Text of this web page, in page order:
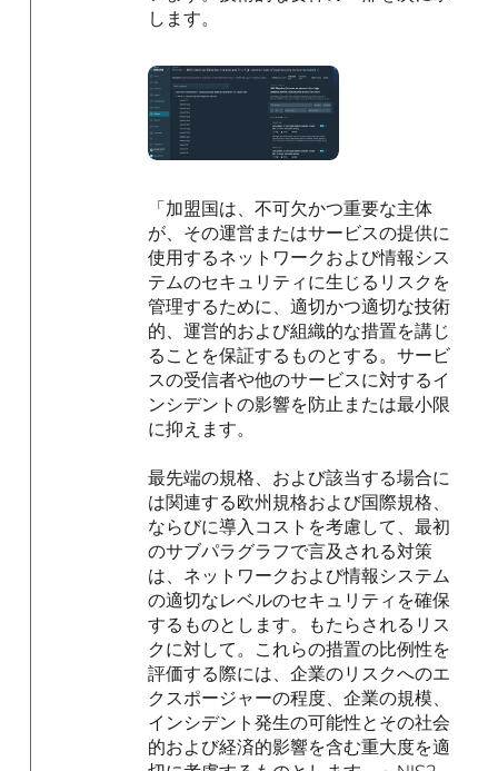
します。
「加盟国は、不可欠かつ重要な主体
が、その運営またはサービスの提供に
使用するネットワークおよび情報シス
テムのセキュリティに生じるリスクを
管理するために、適切かつ適切な技術
的、運営的および組織的な措置を講じ
ることを保証するものとする。サービ
スの受信者や他のサービスに対するイ
ンシデントの影響を防止または最小限
に抑えます。
最先端の規格、および該当する場合に
は関連する欧州規格および国際規格、
ならびに導入コストを考慮して、最初
のサブパラグラフで言及される対策
は、ネットワークおよび情報システム
の適切なレベルのセキュリティを確保
するものとします。もたらされるリス
クに対して。これらの措置の比例性を
評価する際には、企業のリスクへのエ
クスポージャーの程度、企業の規模、
インシデント発生の可能性とその社会
的および経済的影響を含む重大度を適